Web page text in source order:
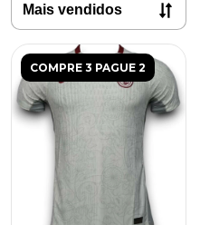
COMPRE 3 PAGUE 2